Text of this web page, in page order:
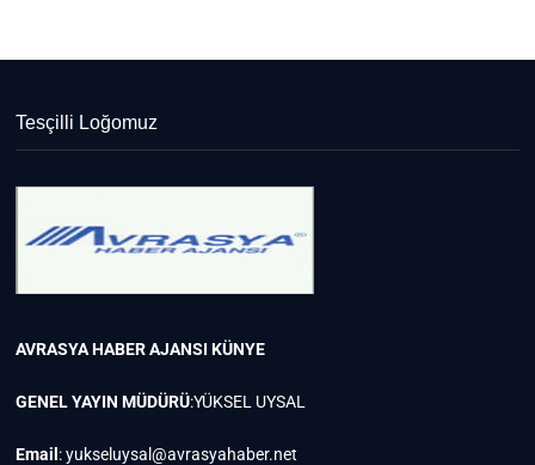
Tesçilli Loğomuz
AVRASYA HABER AJANSIKÜNYE
GENEL YAYIN MÜDÜRÜ:YÜKSEL UYSAL
Email :yukseluysal@avrasyahaber.net